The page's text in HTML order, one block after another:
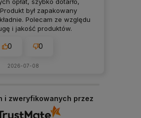
opłat, szybko dotarło,
był zapakowany
Polecam ze względu
i jakość produktów.
0 0
2026-07-08
i zweryfikowanych przez